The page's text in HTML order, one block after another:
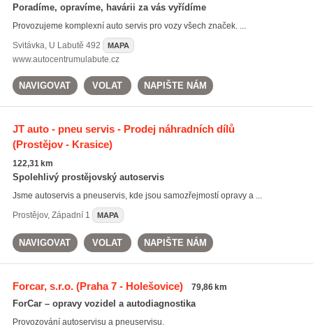
Poradíme, opravíme, havárii za vás vyřídíme
Provozujeme komplexní auto servis pro vozy všech značek. ...
Svitávka, U Labutě 492 MAPA
www.autocentrumulabute.cz
NAVIGOVAT VOLAT NAPIŠTE NÁM
JT auto - pneu servis - Prodej náhradních dílů
(Prostějov - Krasice)
122,31 km
Spolehlivý prostějovský autoservis
Jsme autoservis a pneuservis, kde jsou samozřejmostí opravy a ...
Prostějov, Západní 1 MAPA
NAVIGOVAT VOLAT NAPIŠTE NÁM
Forcar, s.r.o.(Praha 7 - Holešovice) 79,86 km
ForCar – opravy vozidel a autodiagnostika
Provozování autoservisu a pneuservisu.